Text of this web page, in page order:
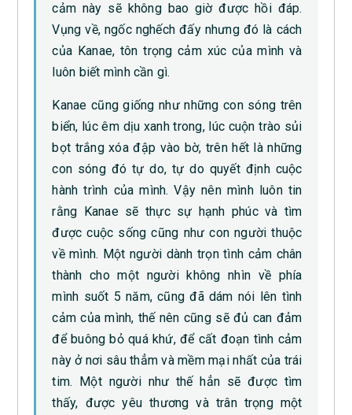
cảm này sẽ không bao giờ được hồi đáp.
Vụng về, ngốc nghếch đấy nhưng đó là cách
của Kanae, tôn trọng cảm xúc của mình và
luôn biết mình cần gì.
Kanae cũng giống như những con sóng trên
biển, lúc êm dịu xanh trong, lúc cuộn trào sủi
bọt trắng xóa đập vào bờ, trên hết là những
con sóng đó tự do, tự do quyết định cuộc
hành trình của mình. Vậy nên mình luôn tin
rằng Kanae sẽ thực sự hạnh phúc và tìm
được cuộc sống cũng như con người thuộc
về mình. Một người dành trọn tình cảm chân
thành cho một người không nhìn về phía
mình suốt 5 năm, cũng đã dám nói lên tình
cảm của mình, thế nên cũng sẽ đủ can đảm
để buông bỏ quá khứ, để cất đoạn tình cảm
này ở nơi sâu thẳm và mềm mại nhất của trái
tim. Một người như thế hẳn sẽ được tìm
thấy, được yêu thương và trân trọng một